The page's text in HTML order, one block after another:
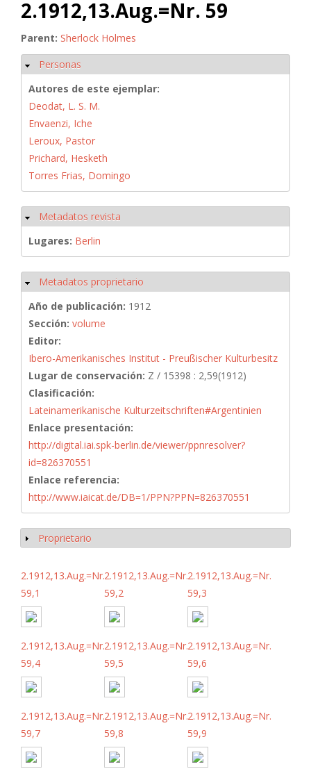
2.1912,13.Aug.=Nr. 59
Parent: Sherlock Holmes
Ocultar
Personas
Autores de este ejemplar:
Deodat, L. S. M.
Envaenzi, Iche
Leroux, Pastor
Prichard, Hesketh
Torres Frias, Domingo
Ocultar
Metadatos revista
Lugares: Berlin
Ocultar
Metadatos proprietario
Año de publicación: 1912
Sección: volume
Editor:
Ibero-Amerikanisches Institut - Preußischer Kulturbesitz
Lugar de conservación: Z / 15398 : 2,59(1912)
Clasificación:
Lateinamerikanische Kulturzeitschriften#Argentinien
Enlace presentación:
http://digital.iai.spk-berlin.de/viewer/ppnresolver?
id=826370551
Enlace referencia:
http://www.iaicat.de/DB=1/PPN?PPN=826370551
Mostrar
Proprietario
2.1912,13.Aug.=Nr.
59,1
2.1912,13.Aug.=Nr.
59,2
2.1912,13.Aug.=Nr.
59,3
2.1912,13.Aug.=Nr.
59,4
2.1912,13.Aug.=Nr.
59,5
2.1912,13.Aug.=Nr.
59,6
2.1912,13.Aug.=Nr.
59,7
2.1912,13.Aug.=Nr.
59,8
2.1912,13.Aug.=Nr.
59,9